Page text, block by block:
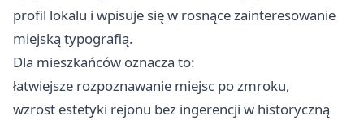
profil lokalu i wpisuje się w rosnące zainteresowanie
miejską typografią.
Dla mieszkańców oznacza to:
łatwiejsze rozpoznawanie miejsc po zmroku,
wzrost estetyki rejonu bez ingerencji w historyczną